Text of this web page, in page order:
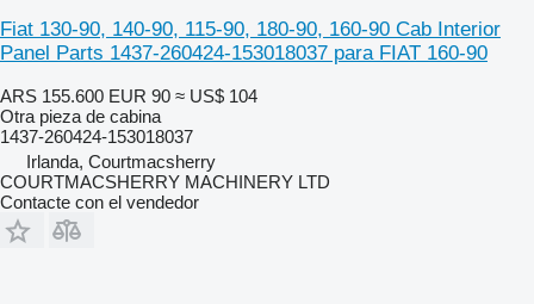
Fiat 130-90, 140-90, 115-90, 180-90, 160-90 Cab Interior
Panel Parts 1437-260424-153018037 para FIAT 160-90
ARS 155.600 EUR 90 ≈ US$ 104
Otra pieza de cabina
1437-260424-153018037
Irlanda, Courtmacsherry
COURTMACSHERRY MACHINERY LTD
Contacte con el vendedor